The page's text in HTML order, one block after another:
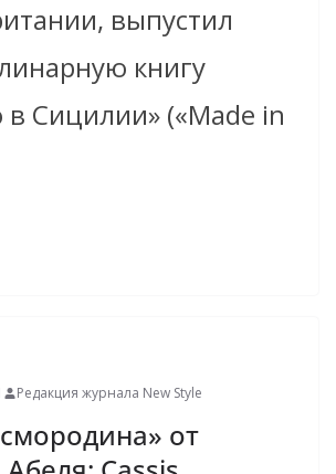
выпустил
книгу
в Сицилии» («Made in
Редакция журнала New Style
от